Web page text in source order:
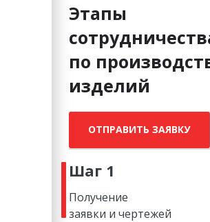
Этапы
по
изделий
ОТПРАВИТЬ ЗАЯВКУ
Шаг 1
Получение
заявки и чертежей